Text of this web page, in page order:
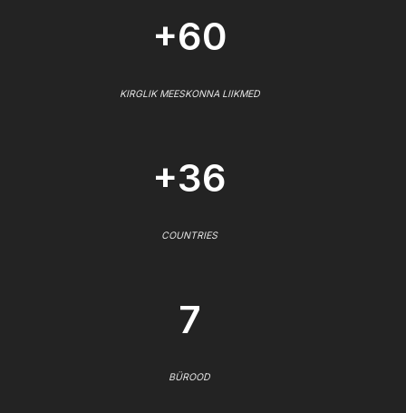
+60
KIRGLIK MEESKONNA LIIKMED
+36
COUNTRIES
7
BÜROOD